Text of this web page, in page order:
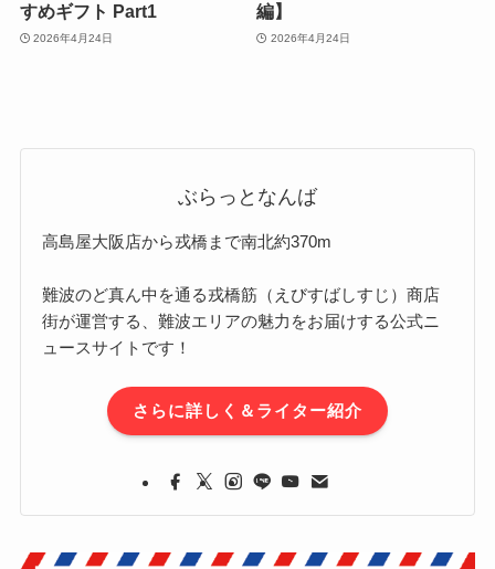
すめギフト Part1
2026年4月24日
編】
2026年4月24日
ぶらっとなんば
高島屋大阪店から戎橋まで南北約370m
難波のど真ん中を通る戎橋筋（えびすばしすじ）商店
街が運営する、難波エリアの魅力をお届けする公式ニ
ュースサイトです！
さらに詳しく＆ライター紹介